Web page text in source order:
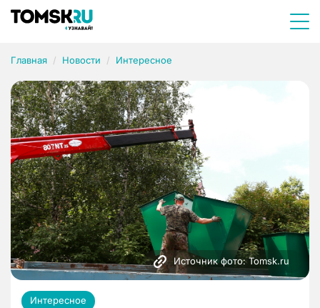
Главная Новости Интересное
Источник фото: Tomsk.ru
Интересное